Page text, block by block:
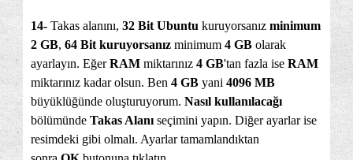
14- Takas alanını, 32 Bit Ubuntu kuruyorsanız minimum
2 GB, 64 Bit kuruyorsanız minimum 4 GB olarak
ayarlayın. EğerRAM miktarınız 4 GB'tan fazla ise RAM
miktarınız kadar olsun. Ben 4 GB yani 4096 MB
büyüklüğünde oluşturuyorum. Nasıl kullanılacağı
bölümünde Takas Alanı seçimini yapın. Diğer ayarlar ise
resimdeki gibi olmalı. Ayarlar tamamlandıktan